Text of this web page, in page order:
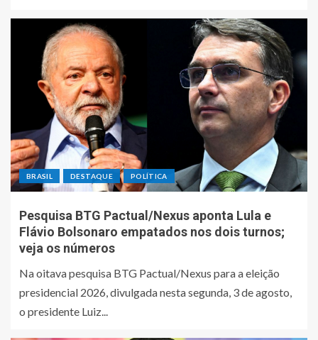
BRASIL DESTAQUE POLÍTICA
Pesquisa BTG Pactual/Nexus aponta Lula e
Flávio Bolsonaro empatados nos dois turnos;
veja os números
Na oitava pesquisa BTG Pactual/Nexus para a eleição
presidencial 2026, divulgada nesta segunda, 3 de agosto,
o presidente Luiz...